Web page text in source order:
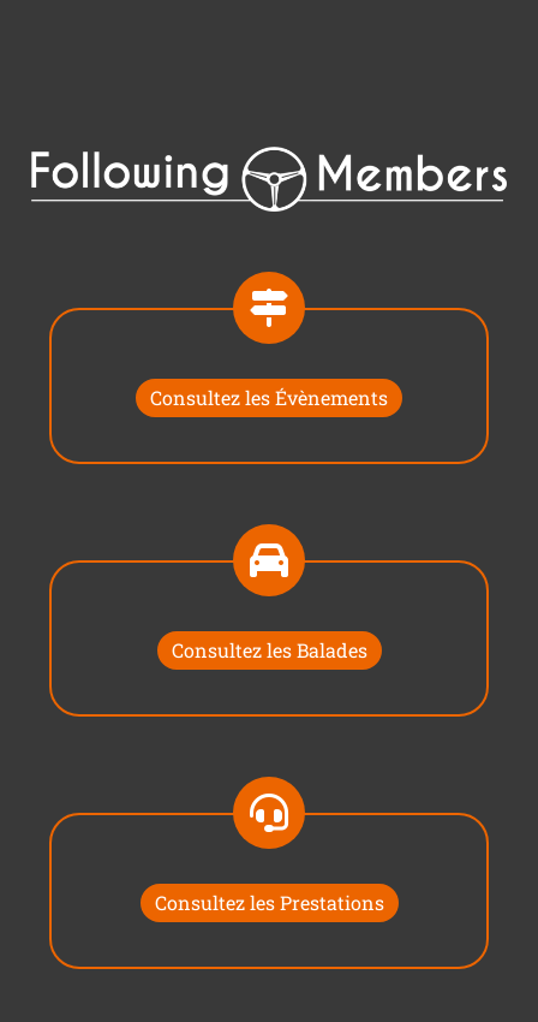
Consultez les Évènements
Consultez les Balades
Consultez les Prestations